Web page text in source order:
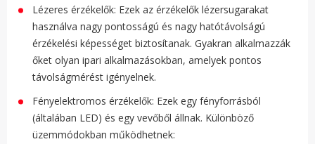
Lézeres érzékelők: Ezek az érzékelők lézersugarakat
használva nagy pontosságú és nagy hatótávolságú
érzékelési képességet biztosítanak. Gyakran alkalmazzák
őket olyan ipari alkalmazásokban, amelyek pontos
távolságmérést igényelnek.
Fényelektromos érzékelők: Ezek egy fényforrásból
(általában LED) és egy vevőből állnak. Különböző
üzemmódokban működhetnek: